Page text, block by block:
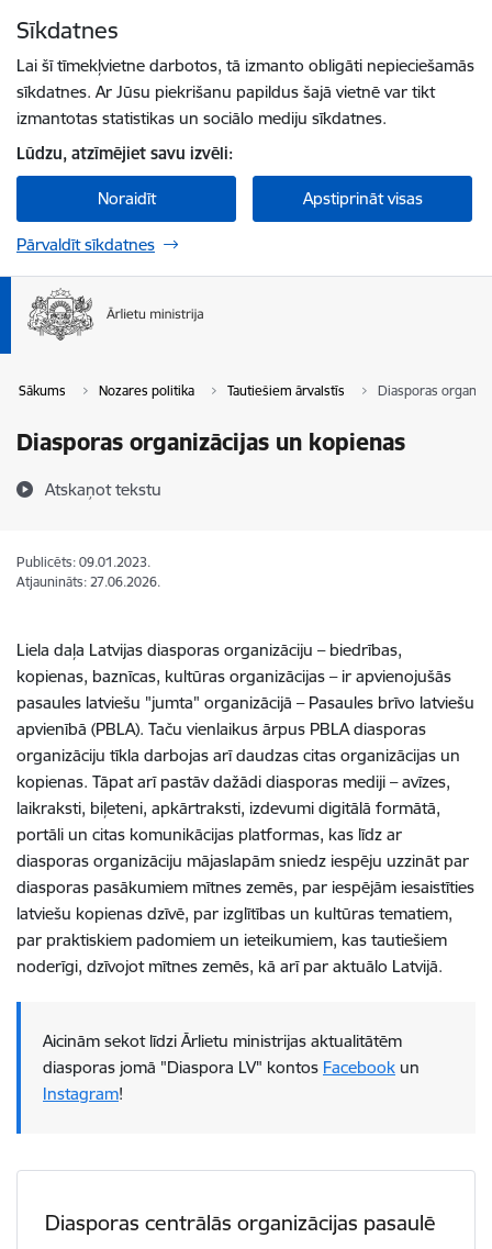
Sīkdatnes
Lai šī tīmekļvietne darbotos, tā izmanto obligāti nepieciešamās
sīkdatnes. Ar Jūsu piekrišanu papildus šajā vietnē var tikt
izmantotas statistikas un sociālo mediju sīkdatnes.
Lūdzu, atzīmējiet savu izvēli:
Noraidīt Apstiprināt visas
Pārvaldīt sīkdatnes
Sākums Nozares politika Tautiešiem ārvalstīs Diasporas
Diasporas organizācijas un kopienas
Atskaņot tekstu
Publicēts: 09.01.2023.
Atjaunināts: 27.06.2026.
Liela daļa Latvijas diasporas organizāciju – biedrības,
kopienas, baznīcas, kultūras organizācijas – ir apvienojušās
pasaules latviešu "jumta" organizācijā – Pasaules brīvo latviešu
apvienībā (PBLA). Taču vienlaikus ārpus PBLA diasporas
organizāciju tīkla darbojas arī daudzas citas organizācijas un
kopienas. Tāpat arī pastāv dažādi diasporas mediji – avīzes,
laikraksti, biļeteni, apkārtraksti, izdevumi digitālā formātā,
portāli un citas komunikācijas platformas, kas līdz ar
diasporas organizāciju mājaslapām sniedz iespēju uzzināt par
diasporas pasākumiem mītnes zemēs, par iespējām iesaistīties
latviešu kopienas dzīvē, par izglītības un kultūras tematiem,
par praktiskiem padomiem un ieteikumiem, kas tautiešiem
noderīgi, dzīvojot mītnes zemēs, kā arī par aktuālo Latvijā.
Aicinām sekot līdzi Ārlietu ministrijas aktualitātēm
diasporas jomā "Diaspora LV" kontos Faceb​ook un
Instagram!
Diasporas centrālās organizācijas pasaulē